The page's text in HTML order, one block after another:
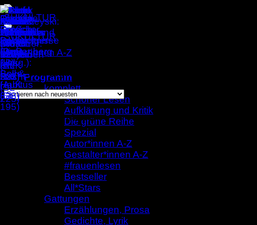
Zum
Inhalt
springen
Programm
komplett
Schöner Lesen
Aufklärung und Kritik
Die grüne Reihe
Spezial
Autor*innen A-Z
Gestalter*innen A-Z
#frauenlesen
Bestseller
All*Stars
Gattungen
Erzählungen, Prosa
Gedichte, Lyrik
Autor*innen A-Z
Einzelnes Ergebnis wird angezeigt
Maria Hummitzsch